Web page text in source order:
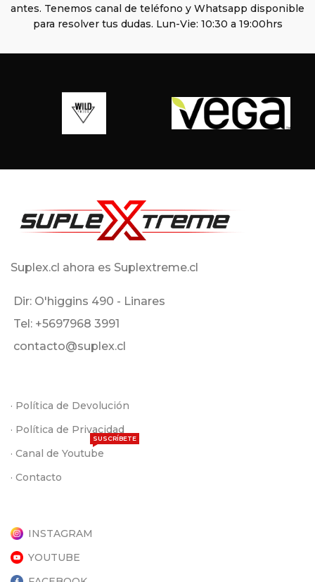
antes. Tenemos canal de teléfono y Whatsapp disponible
para resolver tus dudas. Lun-Vie: 10:30 a 19:00hrs
Suplex.cl ahora es Suplextreme.cl
Dir: O'higgins 490 - Linares
Tel: +5697968 3991
contacto@suplex.cl
· Política de Devolución
· Política de Privacidad
· Canal de Youtube
SUSCRÍBETE
· Contacto
INSTAGRAM
YOUTUBE